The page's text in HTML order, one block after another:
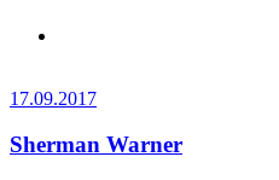
17.09.2017
Sherman Warner